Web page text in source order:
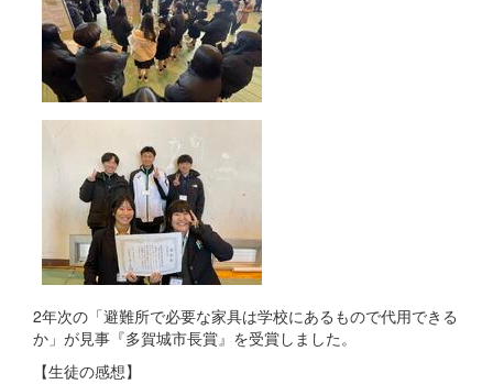
2年次の「避難所で必要な家具は学校にあるもので代用できる
か」が見事『多賀城市長賞』を受賞しました。
【生徒の感想】